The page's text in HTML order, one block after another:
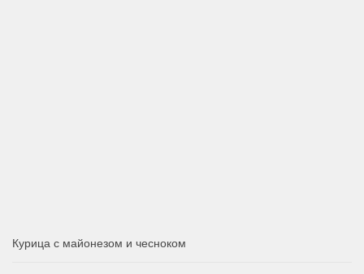
Курица с майонезом и чесноком